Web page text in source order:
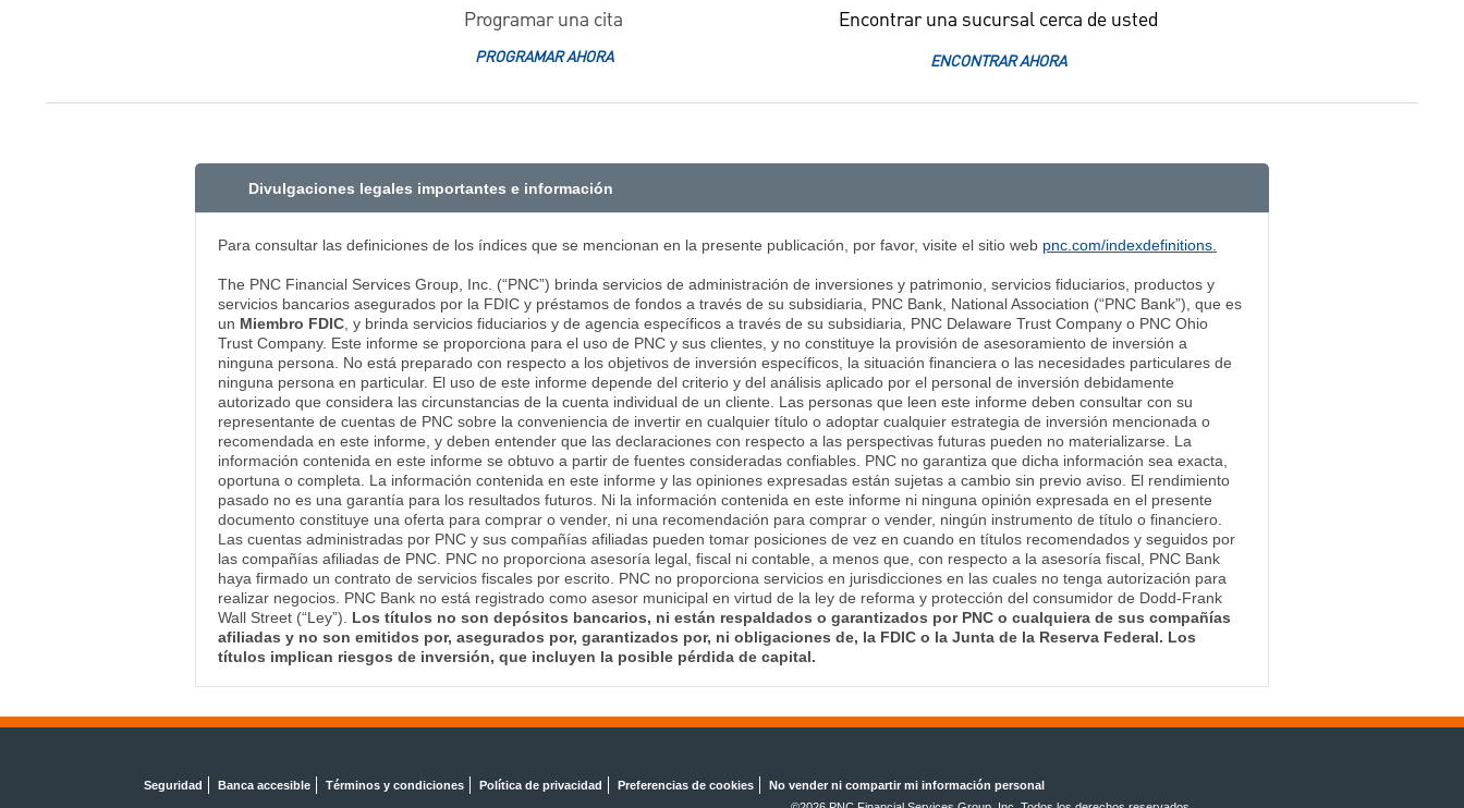
Programar una cita
PROGRAMAR AHORA
Encontrar una sucursal cerca de usted
ENCONTRAR AHORA
Divulgaciones legales importantes e información
Para consultar las definiciones de los índices que se mencionan en la presente publicación, por favor, visite el sitio web pnc.com/indexdefinitions.
The PNC Financial Services Group, Inc. (“PNC”) brinda servicios de administración de inversiones y patrimonio, servicios fiduciarios, productos y
servicios bancarios asegurados por la FDIC y préstamos de fondos a través de su subsidiaria, PNC Bank, National Association (“PNC Bank”), que es
un Miembro FDIC , y brinda servicios fiduciarios y de agencia específicos a través de su subsidiaria, PNC Delaware Trust Company o PNC Ohio
Trust Company. Este informe se proporciona para el uso de PNC y sus clientes, y no constituye la provisión de asesoramiento de inversión a
ninguna persona. No está preparado con respecto a los objetivos de inversión específicos, la situación financiera o las necesidades particulares de
ninguna persona en particular. El uso de este informe depende del criterio y del análisis aplicado por el personal de inversión debidamente
autorizado que considera las circunstancias de la cuenta individual de un cliente. Las personas que leen este informe deben consultar con su
representante de cuentas de PNC sobre la conveniencia de invertir en cualquier título o adoptar cualquier estrategia de inversión mencionada o
recomendada en este informe, y deben entender que las declaraciones con respecto a las perspectivas futuras pueden no materializarse. La
información contenida en este informe se obtuvo a partir de fuentes consideradas confiables. PNC no garantiza que dicha información sea exacta,
oportuna o completa. La información contenida en este informe y las opiniones expresadas están sujetas a cambio sin previo aviso. El rendimiento
pasado no es una garantía para los resultados futuros. Ni la información contenida en este informe ni ninguna opinión expresada en el presente
documento constituye una oferta para comprar o vender, ni una recomendación para comprar o vender, ningún instrumento de título o financiero.
Las cuentas administradas por PNC y sus compañías afiliadas pueden tomar posiciones de vez en cuando en títulos recomendados y seguidos por
las compañías afiliadas de PNC. PNC no proporciona asesoría legal, fiscal ni contable, a menos que, con respecto a la asesoría fiscal, PNC Bank
haya firmado un contrato de servicios fiscales por escrito. PNC no proporciona servicios en jurisdicciones en las cuales no tenga autorización para
realizar negocios. PNC Bank no está registrado como asesor municipal en virtud de la ley de reforma y protección del consumidor de Dodd-Frank
Wall Street (“Ley”). Los títulos no son depósitos bancarios, ni están respaldados o garantizados por PNC o cualquiera de sus compañías
afiliadas y no son emitidos por, asegurados por, garantizados por, ni obligaciones de, la FDIC o la Junta de la Reserva Federal. Los
títulos implican riesgos de inversión, que incluyen la posible pérdida de capital.
Seguridad Banca accesible Términos y condiciones Política de privacidad Preferencias de cookies
No vender ni compartir mi información personal